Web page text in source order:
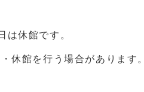
休館です。
休館を行う場合があります。